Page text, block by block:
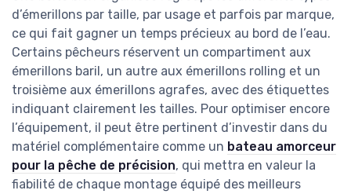
d’émerillons par taille, par usage et parfois par marque,
ce qui fait gagner un temps précieux au bord de l’eau.
Certains pêcheurs réservent un compartiment aux
émerillons baril, un autre aux émerillons rolling et un
troisième aux émerillons agrafes, avec des étiquettes
indiquant clairement les tailles. Pour optimiser encore
l’équipement, il peut être pertinent d’investir dans du
matériel complémentaire comme un bateau amorceur
pour la pêche de précision, qui mettra en valeur la
fiabilité de chaque montage équipé des meilleurs